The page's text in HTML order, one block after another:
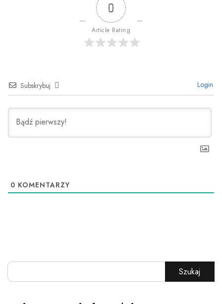
0
Article Rating
Subskrybuj Login
0 KOMENTARZY
Szukaj